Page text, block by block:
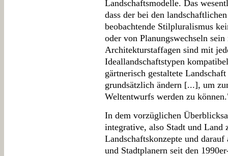
Landschaftsmodelle. Das
dass der bei den
beobachtende Stilpluralismus
oder von Planungswechseln
Architekturstaffagen sind mit
Ideallandschaftstypen
gärtnerisch gestaltete
grundsätzlich ändern [...], um
Weltentwurfs werden zu
In dem vorzüglichen
integrative, also Stadt und Land
Landschaftskonzepte und
und Stadtplanern seit den